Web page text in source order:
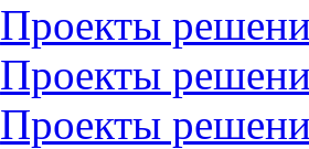
Проекты
Проекты
Проекты